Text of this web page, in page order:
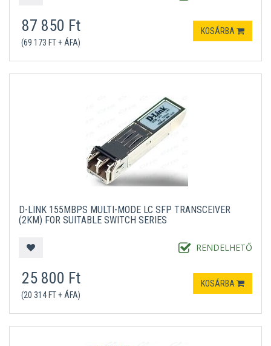
87 850 Ft
(69 173 FT + ÁFA)
KOSÁRBA
D-LINK 155MBPS MULTI-MODE LC SFP TRANSCEIVER
(2KM) FOR SUITABLE SWITCH SERIES
RENDELHETŐ
25 800 Ft
(20 314 FT + ÁFA)
KOSÁRBA